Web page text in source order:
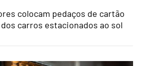
colocam pedaços de cartão
carros estacionados ao sol